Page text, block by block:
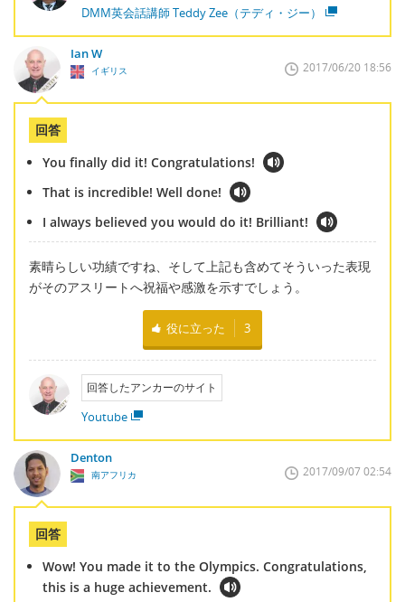
DMM英会話講師 Teddy Zee（テディ・ジー）
Ian W
イギリス 2017/06/20 18:56
回答
You finally did it! Congratulations!
That is incredible! Well done!
I always believed you would do it! Brilliant!
素晴らしい功績ですね、そして上記も含めてそういった表現
がそのアスリートへ祝福や感激を示すでしょう。
役に立った 3
回答したアンカーのサイト
Youtube
Denton
南アフリカ 2017/09/07 02:54
回答
Wow! You made it to the Olympics. Congratulations,
this is a huge achievement.